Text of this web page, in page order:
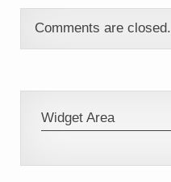
Comments are closed.
Widget Area